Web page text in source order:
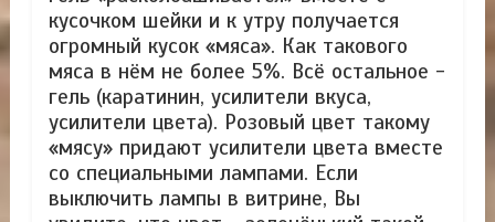
кусочком шейки и к утру получается
огромный кусок «мяса». Как такового
мяса в нём не более 5%. Всё остальное -
гель (каратинин, усилители вкуса,
усилители цвета). Розовый цвет такому
«мясу» придают усилители цвета вместе
со специальными лампами. Если
выключить лампы в витрине, Вы